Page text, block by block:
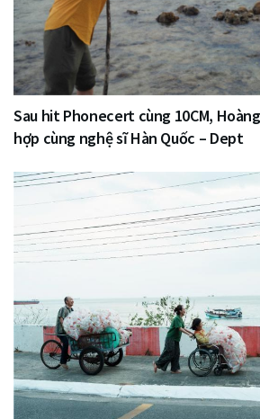
Sau hit Phonecert cùng 10CM,
hợp cùng nghệ sĩ Hàn Quốc – Dept